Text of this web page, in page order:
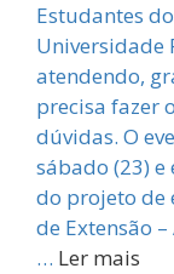
Estudantes
Universidade
atendendo,
precisa fazer
dúvidas. O
sábado (23)
do projeto de
de Extensão
… Ler mais